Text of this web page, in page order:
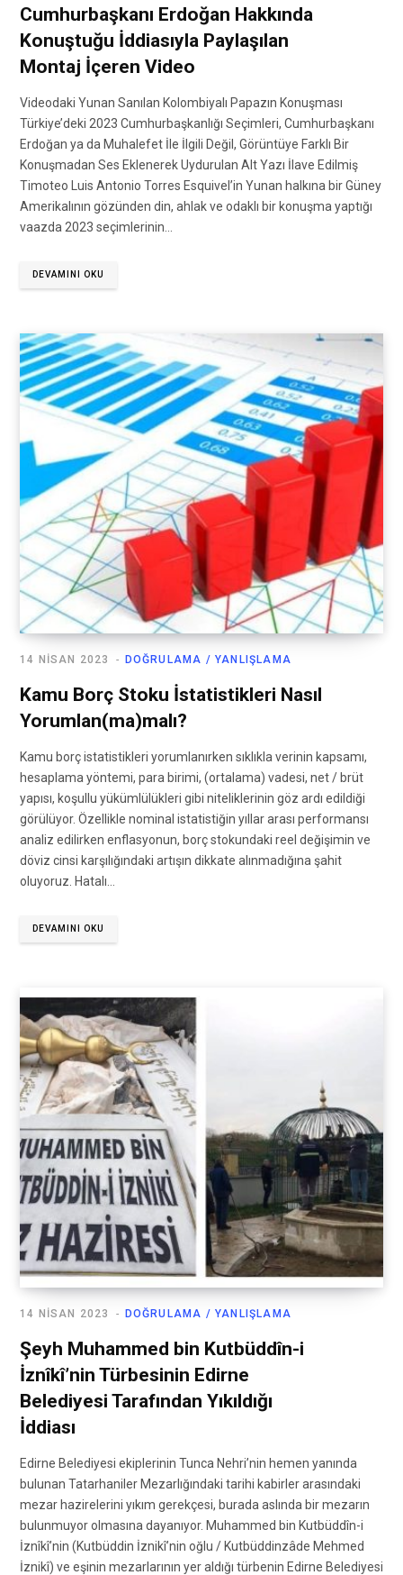
Cumhurbaşkanı Erdoğan Hakkında
Konuştuğu İddiasıyla Paylaşılan
Montaj İçeren Video
Videodaki Yunan Sanılan Kolombiyalı Papazın Konuşması
Türkiye’deki 2023 Cumhurbaşkanlığı Seçimleri, Cumhurbaşkanı
Erdoğan ya da Muhalefet İle İlgili Değil, Görüntüye Farklı Bir
Konuşmadan Ses Eklenerek Uydurulan Alt Yazı İlave Edilmiş
Timoteo Luis Antonio Torres Esquivel’in Yunan halkına bir Güney
Amerikalının gözünden din, ahlak ve odaklı bir konuşma yaptığı
vaazda 2023 seçimlerinin…
DEVAMINI OKU
DOĞRULAMA / YANLIŞLAMA
14 NISAN 2023
Kamu Borç Stoku İstatistikleri Nasıl
Yorumlan(ma)malı?
Kamu borç istatistikleri yorumlanırken sıklıkla verinin kapsamı,
hesaplama yöntemi, para birimi, (ortalama) vadesi, net / brüt
yapısı, koşullu yükümlülükleri gibi niteliklerinin göz ardı edildiği
görülüyor. Özellikle nominal istatistiğin yıllar arası performansı
analiz edilirken enflasyonun, borç stokundaki reel değişimin ve
döviz cinsi karşılığındaki artışın dikkate alınmadığına şahit
oluyoruz. Hatalı…
DEVAMINI OKU
DOĞRULAMA / YANLIŞLAMA
14 NISAN 2023
Şeyh Muhammed bin Kutbüddîn-i
İznîkî’nin Türbesinin Edirne
Belediyesi Tarafından Yıkıldığı
İddiası
Edirne Belediyesi ekiplerinin Tunca Nehri’nin hemen yanında
bulunan Tatarhaniler Mezarlığındaki tarihi kabirler arasındaki
mezar hazirelerini yıkım gerekçesi, burada aslında bir mezarın
bulunmuyor olmasına dayanıyor. Muhammed bin Kutbüddîn-i
İznîkî’nin (Kutbüddin İznikî’nin oğlu / Kutbüddinzâde Mehmed
İznikî) ve eşinin mezarlarının yer aldığı türbenin Edirne Belediyesi